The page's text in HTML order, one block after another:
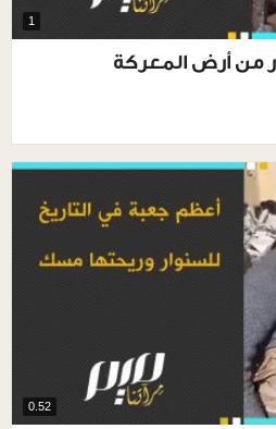
1
من أرض المعركة
0.52